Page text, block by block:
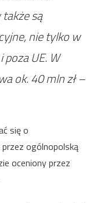
są
nie tylko w
UE. W
ok. 40 mln zł –
się o
ogólnopolską
oceniony przez